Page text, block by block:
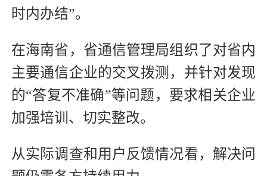
时内办结”。
在海南省，省通信管理局组织了对省内
主要通信企业的交叉拨测，并针对发现
的“答复不准确”等问题，要求相关企业
加强培训、切实整改。
从实际调查和用户反馈情况看，解决问